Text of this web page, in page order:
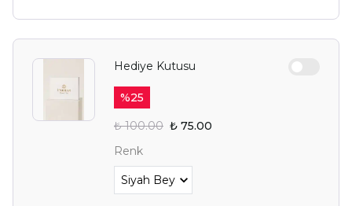
Hediye Kutusu
%25
₺ 100.00 ₺ 75.00
Renk